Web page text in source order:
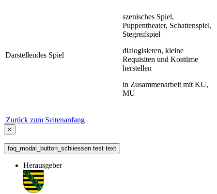
Darstellendes Spiel
szenisches Spiel,
Puppentheater, Schattenspiel,
Stegreifspiel
dialogisieren, kleine
Requisiten und Kostüme
herstellen
in Zusammenarbeit mit KU,
MU
Zurück zum Seitenanfang
×
faq_modal_button_schliessen test text
Herausgeber